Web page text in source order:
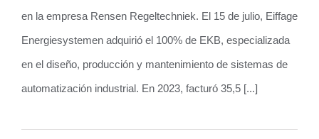
en la empresa Rensen Regeltechniek. El 15 de julio, Eiffage
Energiesystemen adquirió el 100% de EKB, especializada
en el diseño, producción y mantenimiento de sistemas de
automatización industrial. En 2023, facturó 35,5 [...]